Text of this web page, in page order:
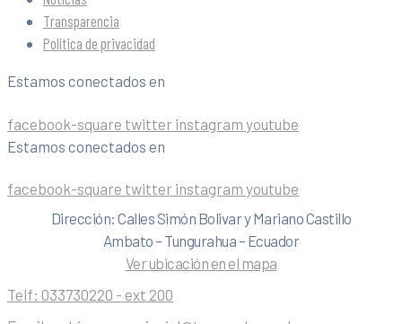
Transparencia
Política de privacidad
Estamos conectados en
facebook-square twitter instagram youtube
Estamos conectados en
facebook-square twitter instagram youtube
Dirección: Calles Simón Bolivar y Mariano Castillo
Ambato – Tungurahua – Ecuador
Ver ubicación en el mapa
Telf: 033730220 - ext 200